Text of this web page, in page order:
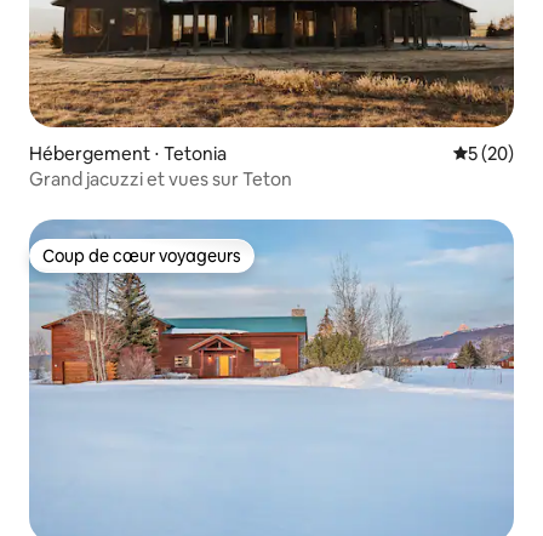
Hébergement ⋅ Tetonia
5 (20)
Grand jacuzzi et vues sur Teton
Coup de cœur voyageurs
Coup de cœur voyageurs